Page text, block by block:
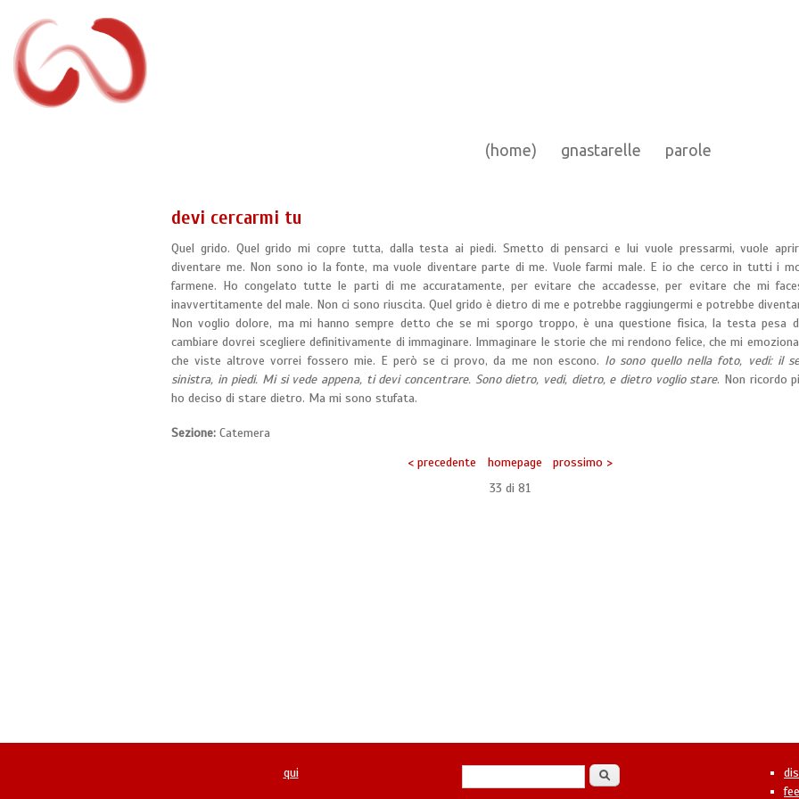
(home) gnastarelle parole
devi cercarmi tu
Quel grido. Quel grido mi copre tutta, dalla testa ai piedi. Smetto di pensarci e lui vuole pressarmi, vuole
diventare me. Non sono io la fonte, ma vuole diventare parte di me. Vuole farmi male. E io che cerco in tutti i
farmene. Ho congelato tutte le parti di me accuratamente, per evitare che accadesse, per evitare che mi
inavvertitamente del male. Non ci sono riuscita. Quel grido è dietro di me e potrebbe raggiungermi e potrebbe
Non voglio dolore, ma mi hanno sempre detto che se mi sporgo troppo, è una questione fisica, la testa pesa
cambiare dovrei scegliere definitivamente di immaginare. Immaginare le storie che mi rendono felice, che mi
che viste altrove vorrei fossero mie. E però se ci provo, da me non escono. Io sono quello nella foto, vedi: il
sinistra, in piedi. Mi si vede appena, ti devi concentrare. Sono dietro, vedi, dietro, e dietro voglio stare. Non ricordo
ho deciso di stare dietro. Ma mi sono stufata.
Sezione: Catemera
< precedente
homepage
prossimo >
33 di 81
qui